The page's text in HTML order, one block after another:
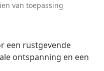
van toepassing
een rustgevende
ontspanning en een